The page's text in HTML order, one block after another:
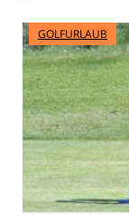
GOLFURLAUB